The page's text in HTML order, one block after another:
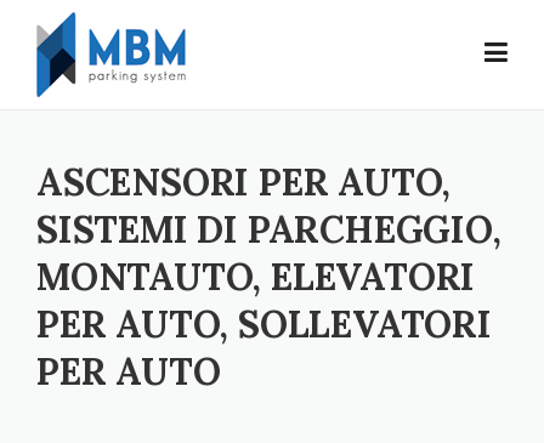
Skip to content
ASCENSORI PER AUTO,
SISTEMI DI PARCHEGGIO,
MONTAUTO, ELEVATORI
PER AUTO, SOLLEVATORI
PER AUTO